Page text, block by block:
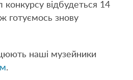
відбудеться 14
готуємось знову
наші музейники
.